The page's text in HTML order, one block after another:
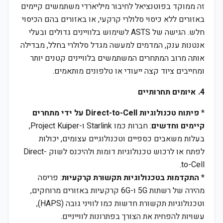
זה ממוקד בפוטנציאל לחיבור מיליארדי משתמשים קיימים
באזורים ללא כיסוי סלולרי קרקעי, או באזורים בהם הכיסוי
חלש. הגישה של ASTS לשימוש בלוויינים גדולים ובעלי
אנטנות ענק, המדמים למעשה מגדל סלולרי בחלל, מבדילה
אותה מרוב המתחרים המשתמשים בלוויינים קטנים יותר
ומחייבים ציוד קצה ייעודי או טלפונים מותאמים.
4. איומים תחרותיים
*
פיתוח טכנולוגיות Direct-to-Cell על ידי מתחרים
קיימים וחדשים
: חברות כמו Starlink ו-Project Kuiper,
בעלות משאבים כספיים וטכנולוגיים עצומים, יכולות
לפתח או לרכוש טכנולוגיות דומות ולהיכנס לשוק Direct-
to-Cell.
* התקדמות בטכנולוגיות תקשורת קרקעיות: פריסה
מהירה של רשתות 5G ו-6G קרקעיות באזורים מרוחקים,
וטכנולוגיות תקשורת חדשות כמו לוויני גובה (HAPS),
עשויות להפחית את הצורך בפתרונות לווייניים.